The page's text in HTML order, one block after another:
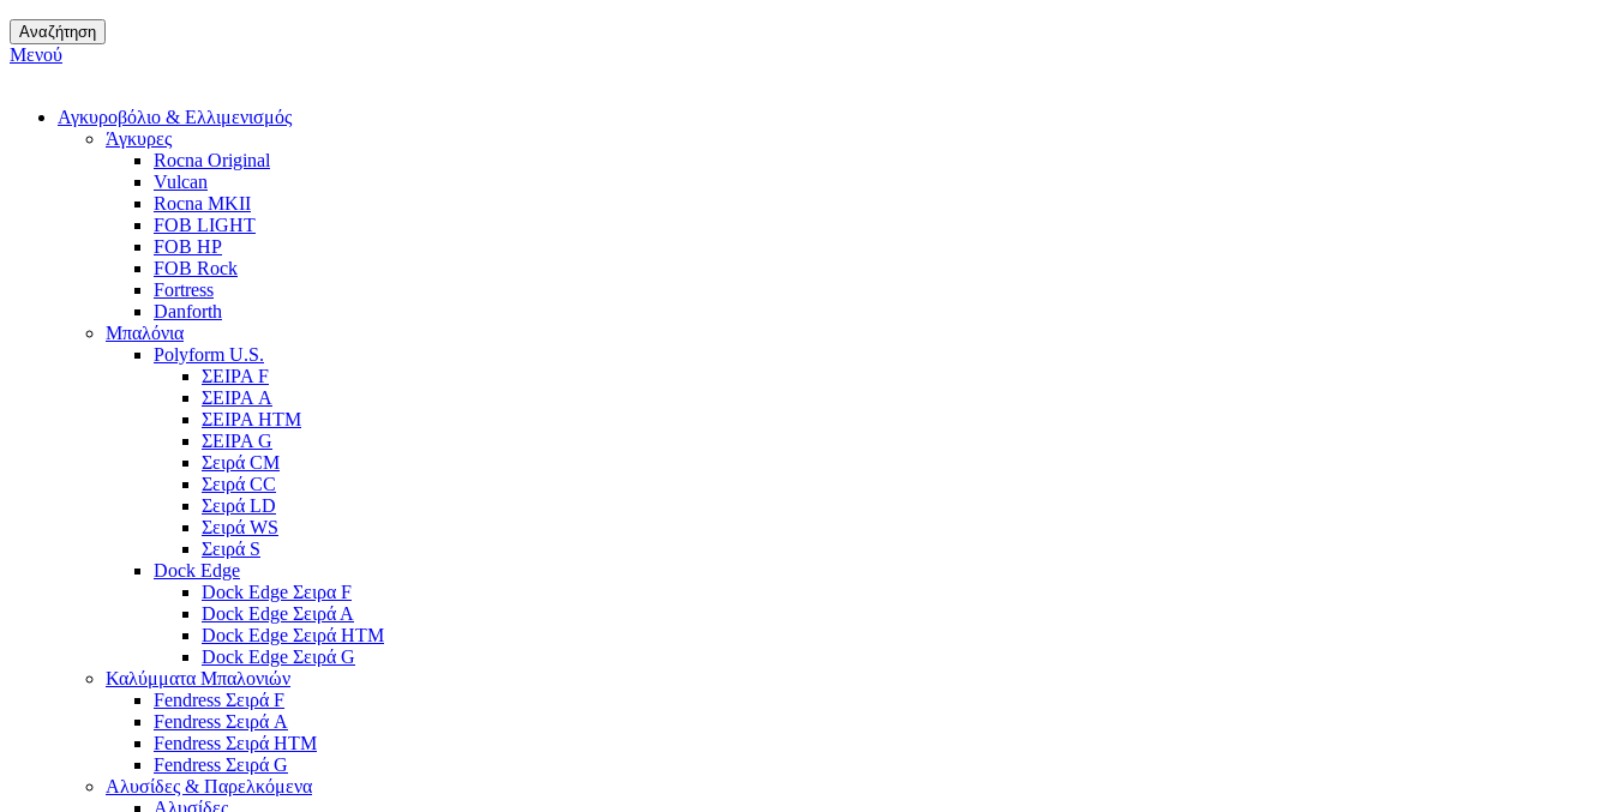
Αναζήτηση
Μενού
Αγκυροβόλιο & Ελλιμενισμός
Άγκυρες
Rocna Original
Vulcan
Rocna MKII
FOB LIGHT
FOB HP
FOB Rock
Fortress
Danforth
Μπαλόνια
Polyform U.S.
ΣΕΙΡΑ F
ΣΕΙΡΑ A
ΣΕΙΡΑ HTM
ΣΕΙΡΑ G
Σειρά CM
Σειρά CC
Σειρά LD
Σειρά WS
Σειρά S
Dock Edge
Dock Edge Σειρα F
Dock Edge Σειρά Α
Dock Edge Σειρά HTM
Dock Edge Σειρά G
Καλύμματα Μπαλονιών
Fendress Σειρά F
Fendress Σειρά A
Fendress Σειρά HTM
Fendress Σειρά G
Αλυσίδες & Παρελκόμενα
Αλυσίδες